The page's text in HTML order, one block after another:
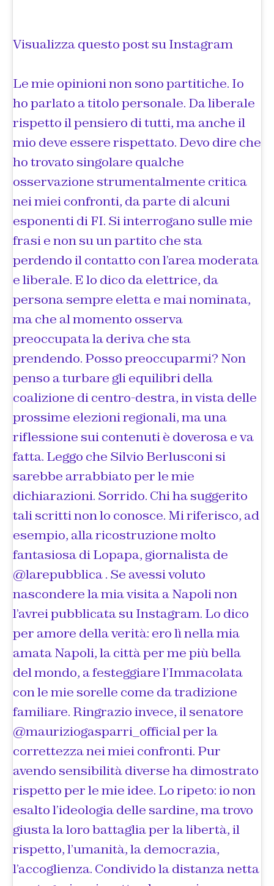
Visualizza questo post su Instagram
Le mie opinioni non sono partitiche. Io
ho parlato a titolo personale. Da liberale
rispetto il pensiero di tutti, ma anche il
mio deve essere rispettato. Devo dire che
ho trovato singolare qualche
osservazione strumentalmente critica
nei miei confronti, da parte di alcuni
esponenti di FI. Si interrogano sulle mie
frasi e non su un partito che sta
perdendo il contatto con l’area moderata
e liberale. E lo dico da elettrice, da
persona sempre eletta e mai nominata,
ma che al momento osserva
preoccupata la deriva che sta
prendendo. Posso preoccuparmi? Non
penso a turbare gli equilibri della
coalizione di centro-destra, in vista delle
prossime elezioni regionali, ma una
riflessione sui contenuti è doverosa e va
fatta. Leggo che Silvio Berlusconi si
sarebbe arrabbiato per le mie
dichiarazioni. Sorrido. Chi ha suggerito
tali scritti non lo conosce. Mi riferisco, ad
esempio, alla ricostruzione molto
fantasiosa di Lopapa, giornalista de
@larepubblica . Se avessi voluto
nascondere la mia visita a Napoli non
l’avrei pubblicata su Instagram. Lo dico
per amore della verità: ero lì nella mia
amata Napoli, la città per me più bella
del mondo, a festeggiare l’Immacolata
con le mie sorelle come da tradizione
familiare. Ringrazio invece, il senatore
@mauriziogasparri_official per la
correttezza nei miei confronti. Pur
avendo sensibilità diverse ha dimostrato
rispetto per le mie idee. Lo ripeto: io non
esalto l’ideologia delle sardine, ma trovo
giusta la loro battaglia per la libertà, il
rispetto, l’umanità, la democrazia,
l’accoglienza. Condivido la distanza netta